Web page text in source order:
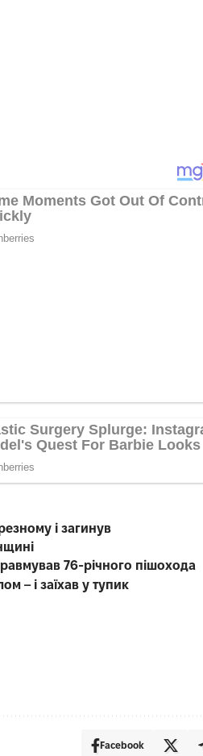
і загинув
76-річного пішохода
– і заїхав у тупик
Facebook